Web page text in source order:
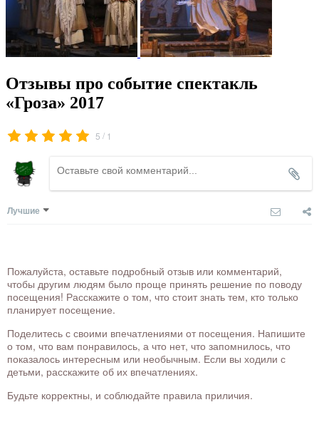
Отзывы про событие спектакль
«Гроза» 2017
5 / 1
Лучшие
Пожалуйста, оставьте подробный отзыв или комментарий,
чтобы другим людям было проще принять решение по поводу
посещения! Расскажите о том, что стоит знать тем, кто только
планирует посещение.
Поделитесь с своими впечатлениями от посещения. Напишите
о том, что вам понравилось, а что нет, что запомнилось, что
показалось интересным или необычным. Если вы ходили с
детьми, расскажите об их впечатлениях.
Будьте корректны, и соблюдайте правила приличия.